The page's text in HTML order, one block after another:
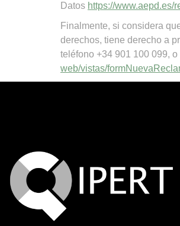
Datos https://www.aepd.es/
Finalmente, si considera
derechos, tiene derecho a
teléfono +34 901 100 099,
web/vistas/